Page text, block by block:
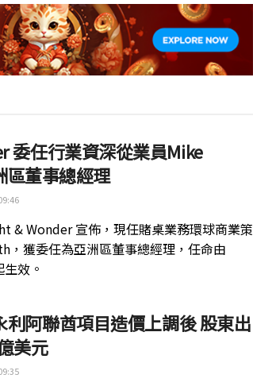
委任行業資深從業員Mike
董事總經理
& Wonder 宣佈，現任賭桌業務環球商業策
，獲委任為亞洲區董事總經理，任命由
效。
利阿聯酋項目造價上調後 股東出
美元